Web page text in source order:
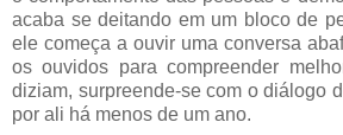
acaba se deitando em um bloco de
ele começa a ouvir uma conversa
os ouvidos para compreender
diziam, surpreende-se com o diálogo
por ali há menos de um ano.